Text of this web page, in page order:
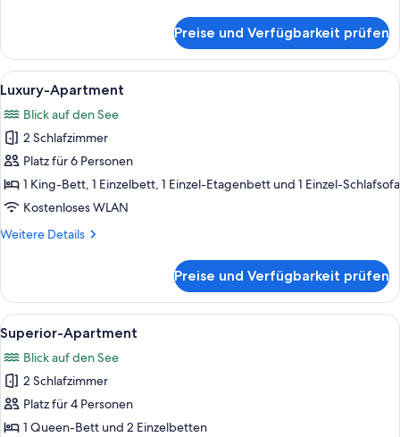
Apartment
Preise und Verfügbarkeit prüfen
Alle
Fotos
für
Luxury-
Apartment
anzeigen
Eine moderne Küche mit
27
Luxury-Apartment
Blick auf den See
2 Schlafzimmer
Platz für 6 Personen
1 King-Bett, 1 Einzelbett, 1 Einzel-Etagenbett und 1 Einzel-Schlafsofa
Kostenloses WLAN
Weitere Details
Weitere
Apartment
Preise und Verfügbarkeit prüfen
Alle
Fotos
für
Superior-
Apartment
anzeigen
Ein Schlafzimmer mit Stehwänden,
31
Superior-Apartment
Blick auf den See
2 Schlafzimmer
Platz für 4 Personen
1 Queen-Bett und 2 Einzelbetten